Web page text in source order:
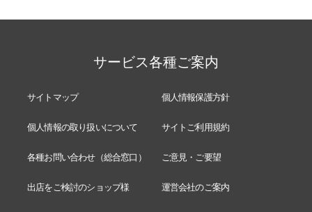
サービス各種ご案内
サイトマップ 個人情報保護方針
個人情報の取り扱いについて サイトご利用規約
各種お問い合わせ（総合窓口） ご意見・ご要望
出店をご検討のショップ様 運営会社のご案内